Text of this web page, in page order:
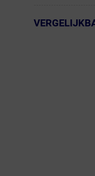
← Terug naar